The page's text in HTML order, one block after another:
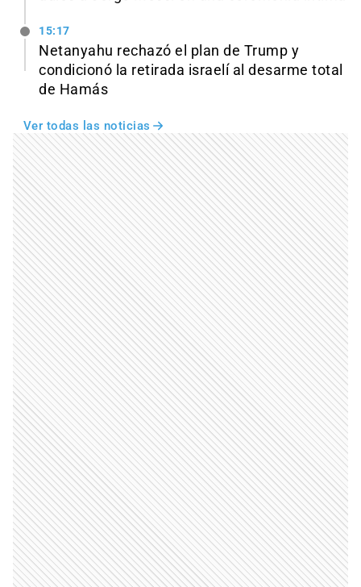
15:17
Netanyahu rechazó el plan de Trump y
condicionó la retirada israelí al desarme total
de Hamás
Ver todas las noticias